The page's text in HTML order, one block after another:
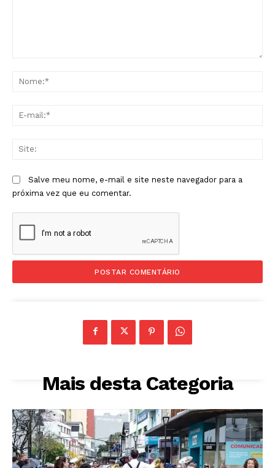
Salve meu nome, e-mail e site neste navegador para a
próxima vez que eu comentar.
Mais desta Categoria